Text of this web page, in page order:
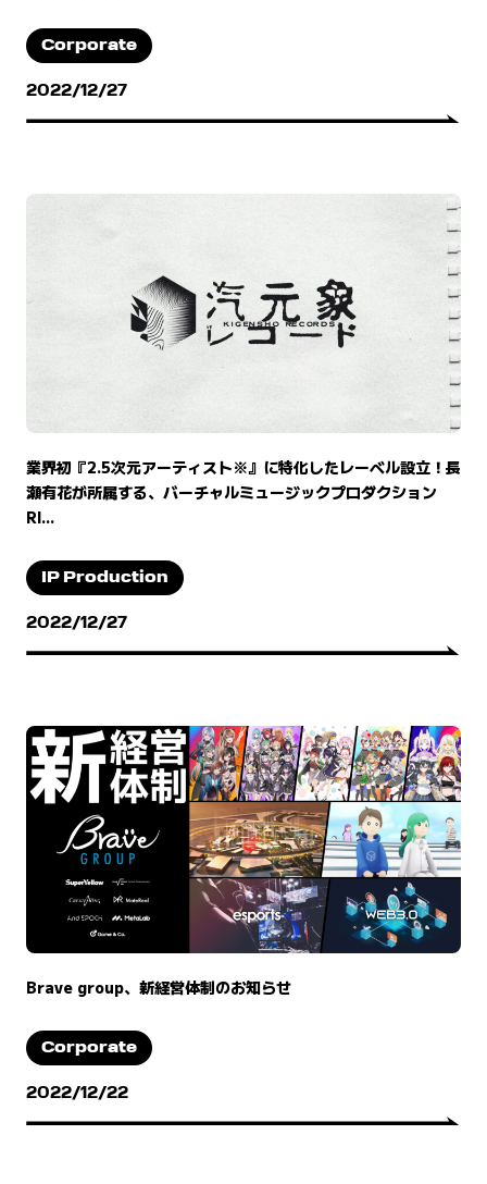
Corporate
2022/12/27
業界初『2.5次元アーティスト※』に特化したレーベル設立！長
瀬有花が所属する、バーチャルミュージックプロダクション
RI...
IP Production
2022/12/27
Brave group、新経営体制のお知らせ
Corporate
2022/12/22